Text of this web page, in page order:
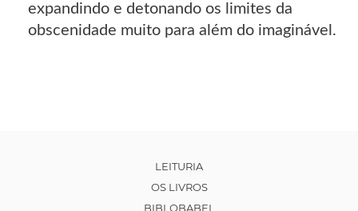
expandindo e detonando os limites da
obscenidade muito para além do imaginável.
LEITURIA
OS LIVROS
BIBLOBABEL